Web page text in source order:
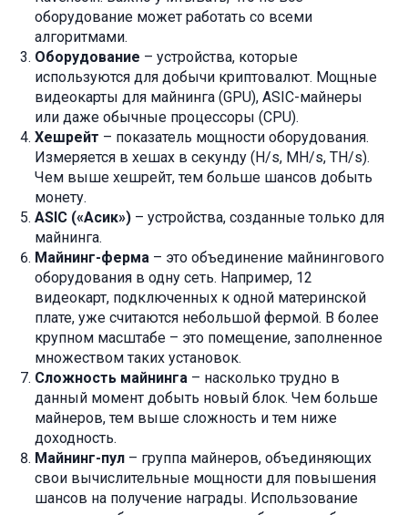
оборудование может работать со всеми
алгоритмами.
Оборудование – устройства, которые
используются для добычи криптовалют. Мощные
видеокарты для майнинга (GPU), ASIC-майнеры
или даже обычные процессоры (CPU).
Хешрейт – показатель мощности оборудования.
Измеряется в хешах в секунду (H/s, MH/s, TH/s).
Чем выше хешрейт, тем больше шансов добыть
монету.
ASIC («Асик») – устройства, созданные только для
майнинга.
Майнинг-ферма – это объединение майнингового
оборудования в одну сеть. Например, 12
видеокарт, подключенных к одной материнской
плате, уже считаются небольшой фермой. В более
крупном масштабе – это помещение, заполненное
множеством таких установок.
Сложность майнинга – насколько трудно в
данный момент добыть новый блок. Чем больше
майнеров, тем выше сложность и тем ниже
доходность.
Майнинг-пул – группа майнеров, объединяющих
свои вычислительные мощности для повышения
шансов на получение награды. Использование